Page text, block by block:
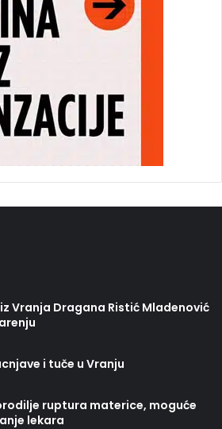
Vranja Dragana Ristić Mladenović
i tuče u Vranju
ruptura materice, moguće
lekara